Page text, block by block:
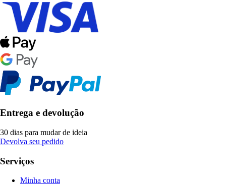
Entrega e devolução
30 dias para mudar de ideia
Devolva seu pedido
Serviços
Minha conta